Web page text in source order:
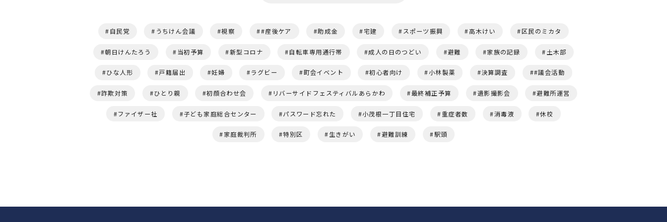
自民党 うちけん会議 視察 #産後ケア 助成金 宅建 スポーツ振興 高木けい 区民のミカタ
朝日けんたろう 当初予算 新型コロナ 自転車専用通行帯 成人の日のつどい 避難 家族の記録 土木部
ひな人形 戸籍届出 妊婦 ラグビー 町会イベント 初心者向け 小林製薬 決算調査 #議会活動
詐欺対策 ひとり親 初顔合わせ会 リバーサイドフェスティバルあらかわ 最終補正予算 遺影撮影会 避難所運営
ファイザー社 子ども家庭総合センター パスワード忘れた 小茂根一丁目住宅 重症者数 消毒液 休校
家庭裁判所 特別区 生きがい 避難訓練 駅頭